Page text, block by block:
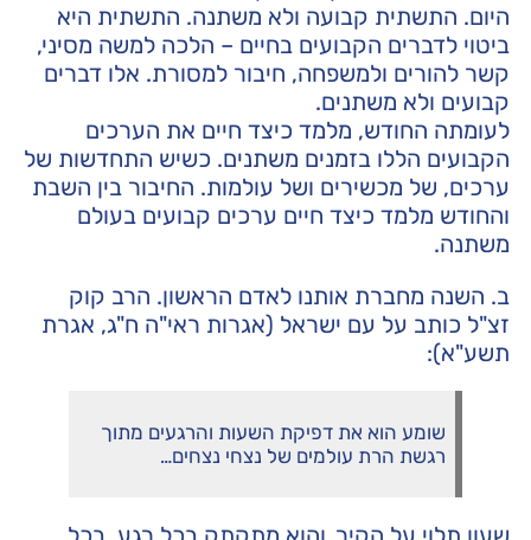
היום. התשתית קבועה ולא משתנה. התשתית היא
ביטוי לדברים הקבועים בחיים – הלכה למשה מסיני,
קשר להורים ולמשפחה, חיבור למסורת. אלו דברים
קבועים ולא משתנים.
לעומתה החודש, מלמד כיצד חיים את הערכים
הקבועים הללו בזמנים משתנים. כשיש התחדשות של
ערכים, של מכשירים ושל עולמות. החיבור בין השבת
והחודש מלמד כיצד חיים ערכים קבועים בעולם
משתנה.
ב. השנה מחברת אותנו לאדם הראשון. הרב קוק
זצ"ל כותב על עם ישראל (אגרות ראי"ה ח"ג, אגרת
תשע"א):
שומע הוא את דפיקת השעות והרגעים מתוך
רגשת הרת עולמים של נצחי נצחים…